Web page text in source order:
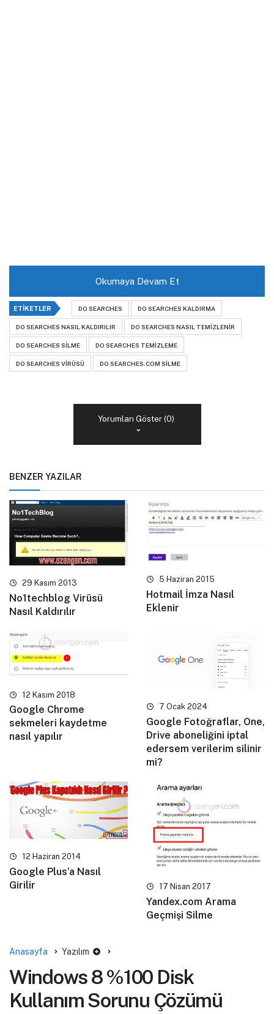
Okumaya Devam Et
ETIKETLER DO SEARCHES DO SEARCHES KALDIRMA
DO SEARCHES NASIL KALDIRILIR DO SEARCHES NASIL TEMIZLENIR
DO SEARCHES SILME DO SEARCHES TEMIZLEME
DO SEARCHES VIRÜSÜ DO SEARCHES.COM SILME
Yorumları Göster (0)
BENZER YAZILAR
29 Kasım 2013
No1techblog Virüsü
Nasıl Kaldırılır
5 Haziran 2015
Hotmail İmza Nasıl
Eklenir
12 Kasım 2018
Google Chrome
sekmeleri kaydetme
nasıl yapılır
7 Ocak 2024
Google Fotoğraflar, One,
Drive aboneliğini iptal
edersem verilerim silinir
mi?
12 Haziran 2014
Google Plus’a Nasıl
Girilir
17 Nisan 2017
Yandex.com Arama
Geçmişi Silme
Anasayfa Yazılım
Windows 8 %100 Disk
Kullanım Sorunu Çözümü